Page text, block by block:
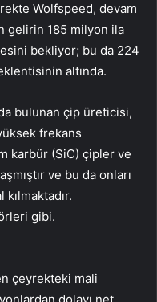
Wolfspeed, devam
gelirin 185 milyon ila
bekliyor; bu da 224
altında.
bulunan çip üreticisi,
frekans
karbür (SiC) çipler ve
ve bu da onları
gibi.
çeyrekteki mali